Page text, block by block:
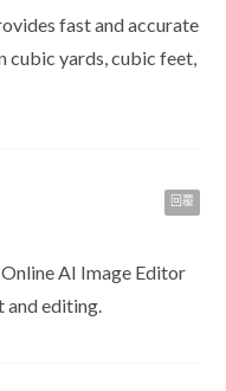
fast and accurate
cubic yards, cubic feet,
回覆
Online AI Image Editor
and editing.